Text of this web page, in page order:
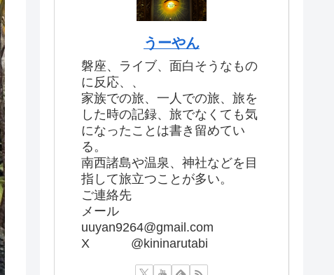
うーやん
磐座、ライブ、面白そうなもの
に反応、、
家族での旅、一人での旅、旅を
した時の記録、旅でなくても気
になったことは書き留めてい
る。
南西諸島や温泉、神社などを目
指して旅立つことが多い。
ご連絡先
メール
uuyan9264@gmail.com
X @kininarutabi